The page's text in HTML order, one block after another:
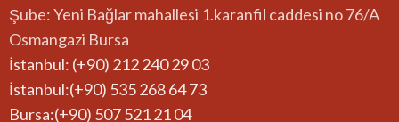
Şube: Yeni Bağlar mahallesi 1.karanfil caddesi no 76/A
Osmangazi Bursa
İstanbul: (+90) 212 240 29 03
İstanbul:(+90) 535 268 64 73
Bursa:(+90) 507 521 21 04